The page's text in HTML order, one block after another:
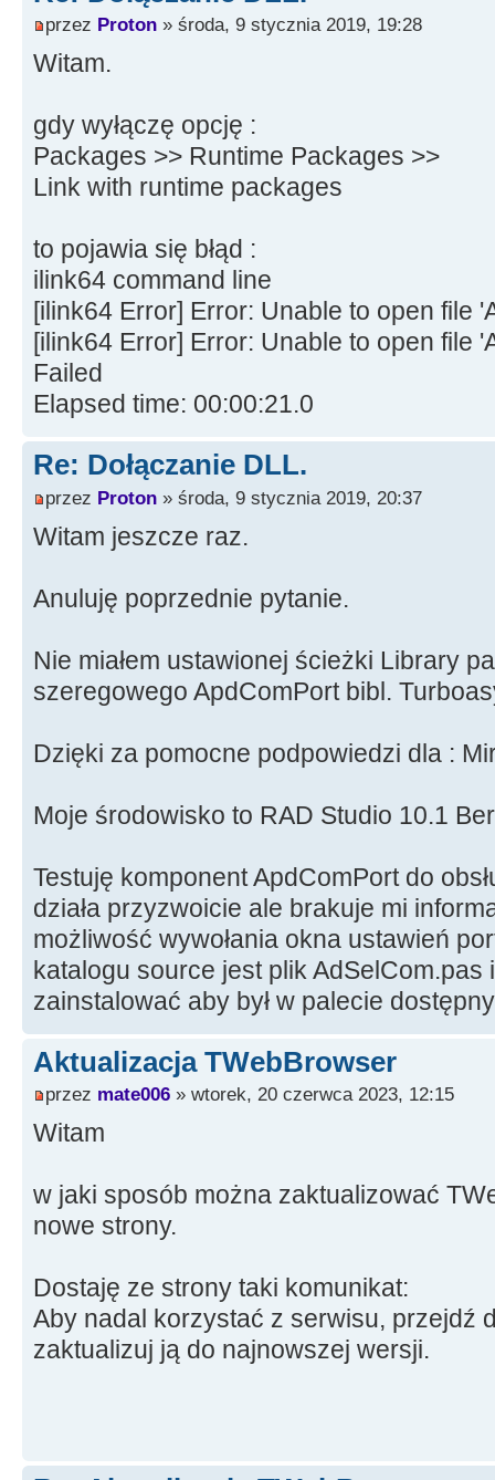
przez Proton » środa, 9 stycznia 2019, 19:28
Witam.
gdy wyłączę opcję :
Packages >> Runtime Packages >>
Link with runtime packages
to pojawia się błąd :
ilink64 command line
[ilink64 Error] Error: Unable to open file
[ilink64 Error] Error: Unable to open file
Failed
Elapsed time: 00:00:21.0
Re: Dołączanie DLL.
przez Proton » środa, 9 stycznia 2019, 20:37
Witam jeszcze raz.
Anuluję poprzednie pytanie.
Nie miałem ustawionej ścieżki Library
szeregowego ApdComPort bibl.
Dzięki za pomocne podpowiedzi dla :
Moje środowisko to RAD Studio 10.1
Testuję komponent ApdComPort do
działa przyzwoicie ale brakuje mi
możliwość wywołania okna ustawień
katalogu source jest plik AdSelCom.pas
zainstalować aby był w palecie
Aktualizacja TWebBrowser
przez mate006 » wtorek, 20 czerwca 2023, 12:15
Witam
w jaki sposób można zaktualizować
nowe strony.
Dostaję ze strony taki komunikat:
Aby nadal korzystać z serwisu, przejdź
zaktualizuj ją do najnowszej wersji.